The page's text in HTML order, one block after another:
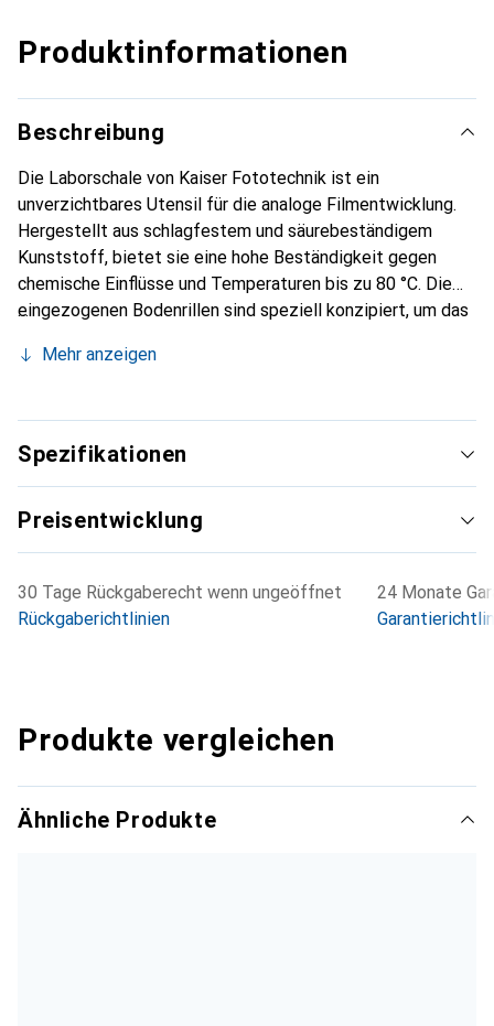
Produktinformationen
Beschreibung
Die Laborschale von Kaiser Fototechnik ist ein
unverzichtbares Utensil für die analoge Filmentwicklung.
Hergestellt aus schlagfestem und säurebeständigem
Kunststoff, bietet sie eine hohe Beständigkeit gegen
chemische Einflüsse und Temperaturen bis zu 80 °C. Die
eingezogenen Bodenrillen sind speziell konzipiert, um das
gleichzeitig einen optimalen Chemikalienfluss zu
ausgestattet, die das Entleeren von Flüssigkeiten
vereinfacht. Zudem verfügt sie über eine Rastmulde für
ein Schalenthermometer, was die präzise
unterstützt. Mit ihren kompakten Abmessungen ist die
Laborschale sowohl für den professionellen Einsatz als
Mehr anzeigen
Spezifikationen
Preisentwicklung
30 Tage Rückgaberecht wenn ungeöffnet
Rückgaberichtlinien
24 Monate
Produkte vergleichen
Ähnliche Produkte